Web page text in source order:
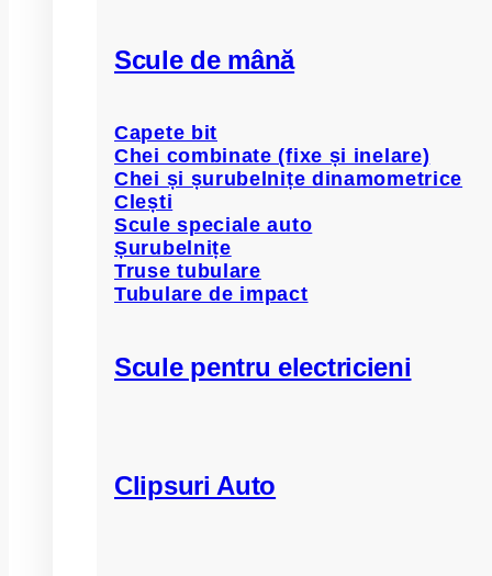
Scule de mână
Capete bit
Chei combinate (fixe și inelare)
Chei și șurubelnițe dinamometrice
Clești
Scule speciale auto
Șurubelnițe
Truse tubulare
Tubulare de impact
Scule pentru electricieni
Clipsuri Auto